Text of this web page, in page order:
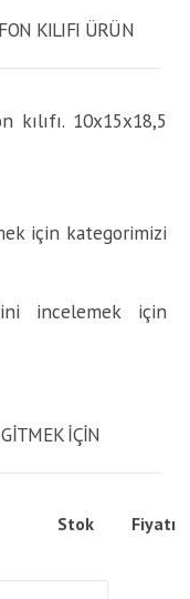
KILIFI ÜRÜN
kılıfı. 10x15x18,5
için kategorimizi
incelemek için
IÇIN
Stok Fiyatı